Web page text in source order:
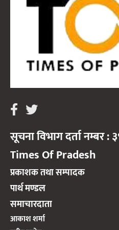
सूचना विभाग दर्ता नम्बर
Times Of Pradesh
प्रकाशक तथा सम्पादक
पार्थ मण्डल
समाचारदाता
आकाश शर्मा